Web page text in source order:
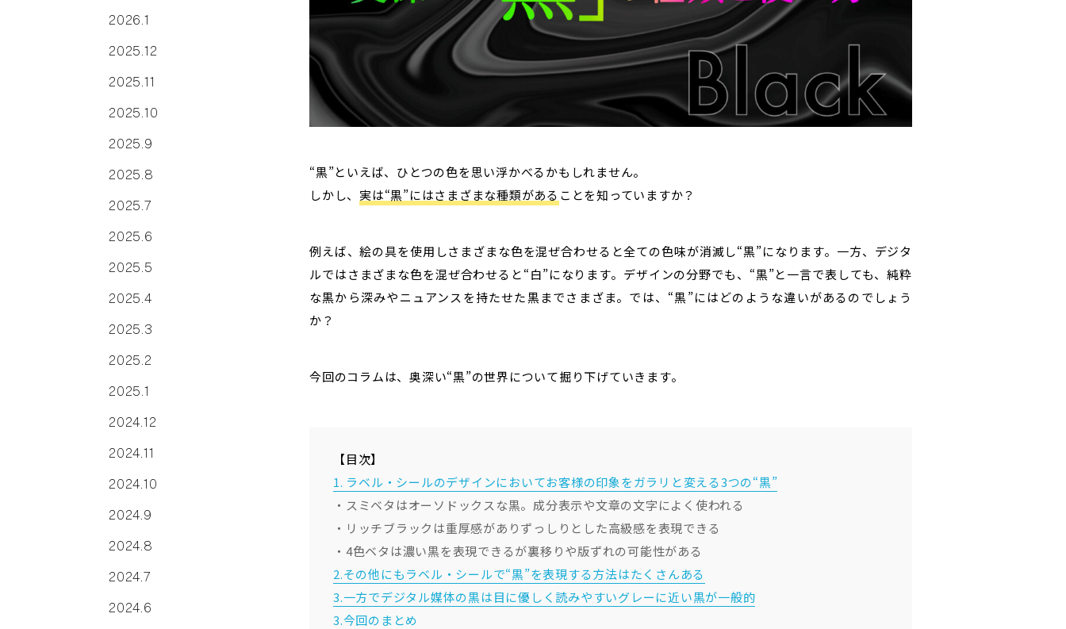
“黒”といえば、ひとつの色を思い浮かべるかもしれません。
しかし、 実は“黒”にはさまざまな種類がある ことを知っていますか？
例えば、絵の具を使用しさまざまな色を混ぜ合わせると全ての色味が消滅し“黒”になります。一方、デジタ
ルではさまざまな色を混ぜ合わせると“白”になります。デザインの分野でも、“黒”と一言で表しても、純粋
な黒から深みやニュアンスを持たせた黒までさまざま。では、“黒”にはどのような違いがあるのでしょう
か？
今回のコラムは、奥深い“黒”の世界について掘り下げていきます。
【目次】
1. ラベル・シールのデザインにおいてお客様の印象をガラリと変える3つの“黒”
・スミベタはオーソドックスな黒。成分表示や文章の文字によく使われる
・リッチブラックは重厚感がありずっしりとした高級感を表現できる
・4色ベタは濃い黒を表現できるが裏移りや版ずれの可能性がある
2.その他にもラベル・シールで“黒”を表現する方法はたくさんある
3.一方でデジタル媒体の黒は目に優しく読みやすいグレーに近い黒が一般的
3.今回のまとめ
2026.1
2025.12
2025.11
2025.10
2025.9
2025.8
2025.7
2025.6
2025.5
2025.4
2025.3
2025.2
2025.1
2024.12
2024.11
2024.10
2024.9
2024.8
2024.7
2024.6